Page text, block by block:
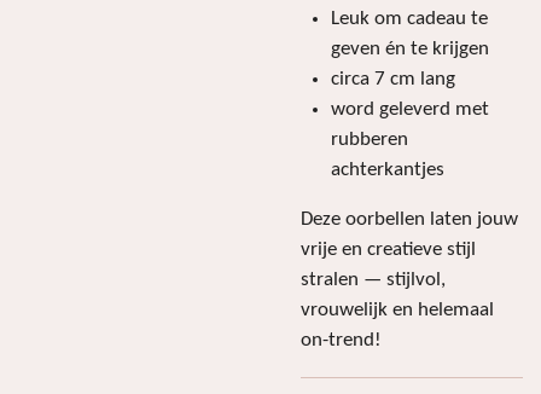
Leuk om cadeau te
geven én te krijgen
circa 7 cm lang
word geleverd met
rubberen
achterkantjes
Deze oorbellen laten jouw
vrije en creatieve stijl
stralen — stijlvol,
vrouwelijk en helemaal
on-trend!